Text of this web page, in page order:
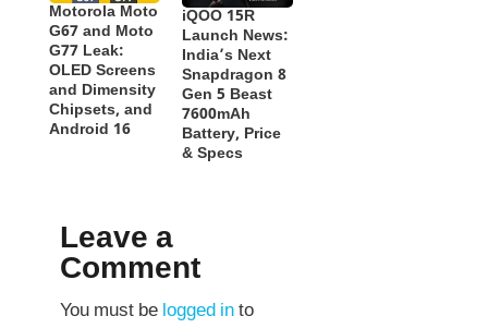
Motorola Moto
G67 and Moto
G77 Leak:
OLED Screens
and Dimensity
Chipsets, and
Android 16
iQOO 15R
Launch News:
India’s Next
Snapdragon 8
Gen 5 Beast
7600mAh
Battery, Price
& Specs
Leave a
Comment
You must be logged into